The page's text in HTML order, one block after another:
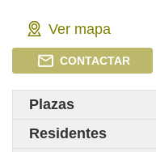
Ver mapa
CONTACTAR
Plazas
Residentes